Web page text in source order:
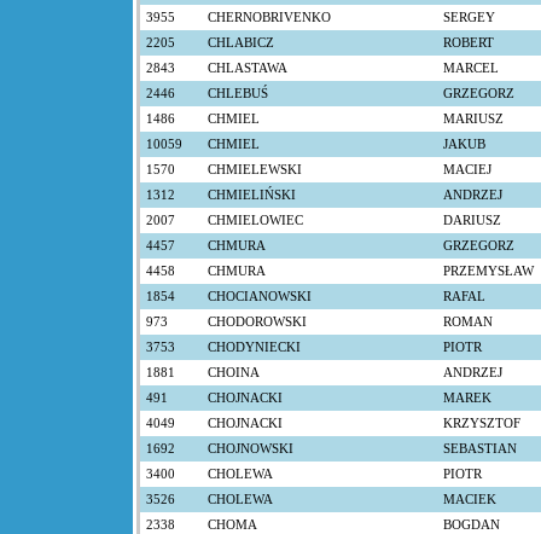
3955
CHERNOBRIVENKO
SERGEY
2205
CHLABICZ
ROBERT
2843
CHLASTAWA
MARCEL
2446
CHLEBUŚ
GRZEGORZ
1486
CHMIEL
MARIUSZ
10059
CHMIEL
JAKUB
1570
CHMIELEWSKI
MACIEJ
1312
CHMIELIŃSKI
ANDRZEJ
2007
CHMIELOWIEC
DARIUSZ
4457
CHMURA
GRZEGORZ
4458
CHMURA
PRZEMYSŁAW
1854
CHOCIANOWSKI
RAFAL
973
CHODOROWSKI
ROMAN
3753
CHODYNIECKI
PIOTR
1881
CHOINA
ANDRZEJ
491
CHOJNACKI
MAREK
4049
CHOJNACKI
KRZYSZTOF
1692
CHOJNOWSKI
SEBASTIAN
3400
CHOLEWA
PIOTR
3526
CHOLEWA
MACIEK
2338
CHOMA
BOGDAN